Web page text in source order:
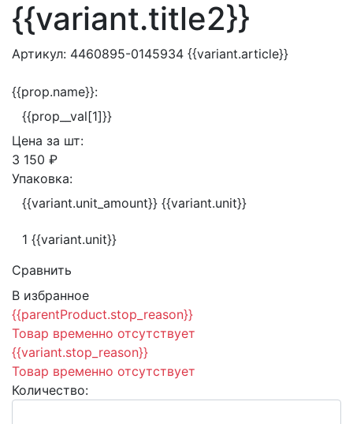
{{variant.title2}}
Артикул: 4460895-0145934 {{variant.article}}
{{prop.name}}:
{{prop__val[1]}}
Цена за шт:
3 150 ₽
Упаковка:
{{variant.unit_amount}} {{variant.unit}}
1 {{variant.unit}}
Сравнить
В избранное
{{parentProduct.stop_reason}}
Товар временно отсутствует
{{variant.stop_reason}}
Товар временно отсутствует
Количество: